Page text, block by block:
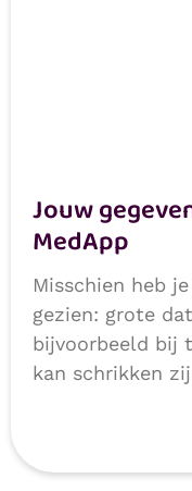
Jouw
MedApp
Misschien heb
gezien: grote
bijvoorbeeld bij
kan schrikken
persoonlijke of
Logisch dat je